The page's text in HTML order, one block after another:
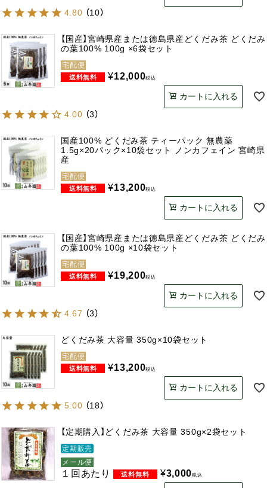
4.80 （10）
【国産】宮崎県産または徳島県産どくだみ茶 どくだみ
の葉100% 100g ×6袋セット
宅配便
¥12,000税込
カートに入れる
4.00 （3）
国産100% どくだみ茶 ティーパック 無農薬
1.5g×20パック×10袋セット ノンカフェイン 宮崎県
産
宅配便
¥13,200税込
カートに入れる
【国産】宮崎県産または徳島県産どくだみ茶 どくだみ
の葉100% 100g ×10袋セット
宅配便
¥19,200税込
カートに入れる
4.67 （3）
どくだみ茶 大容量 350g×10袋セット
宅配便
¥13,200税込
カートに入れる
5.00 （18）
【定期購入】どくだみ茶 大容量 350g×2袋セット
定期販売
メール便
１回あたり ¥3,000税込